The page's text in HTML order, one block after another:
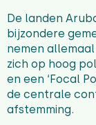
De landen
bijzondere
nemen
zich op hoog
en een ‘Focal
de centrale
afstemming.